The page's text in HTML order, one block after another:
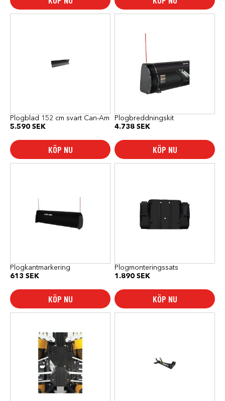
Plogblad 152 cm svart Can-Am
5.590 SEK
KÖP NU
Plogbreddningskit
4.738 SEK
KÖP NU
Plogkantmarkering
613 SEK
KÖP NU
Plogmonteringssats
1.890 SEK
KÖP NU